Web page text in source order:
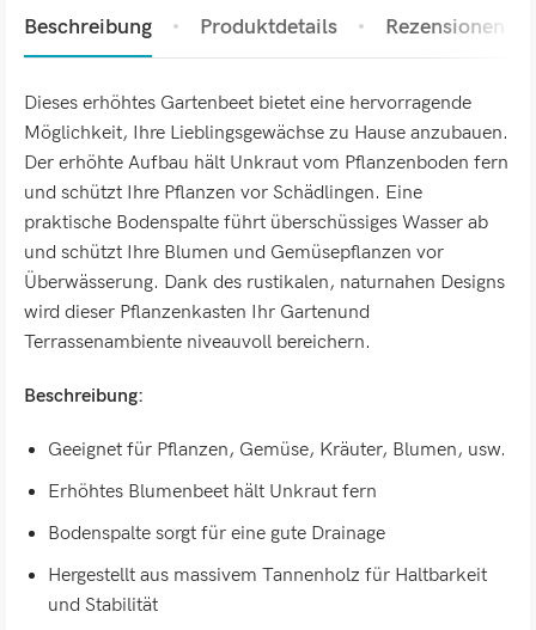
Beschreibung Produktdetails Rezensionen (0)
Dieses erhöhtes Gartenbeet bietet eine hervorragende
Möglichkeit, Ihre Lieblingsgewächse zu Hause anzubauen.
Der erhöhte Aufbau hält Unkraut vom Pflanzenboden fern
und schützt Ihre Pflanzen vor Schädlingen. Eine
praktische Bodenspalte führt überschüssiges Wasser ab
und schützt Ihre Blumen und Gemüsepflanzen vor
Überwässerung. Dank des rustikalen, naturnahen Designs
wird dieser Pflanzenkasten Ihr Gartenund
Terrassenambiente niveauvoll bereichern.
Beschreibung:
Geeignet für Pflanzen, Gemüse, Kräuter, Blumen, usw.
Erhöhtes Blumenbeet hält Unkraut fern
Bodenspalte sorgt für eine gute Drainage
Hergestellt aus massivem Tannenholz für Haltbarkeit
und Stabilität